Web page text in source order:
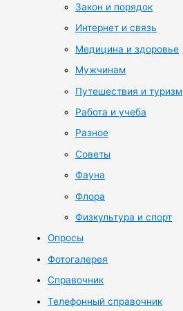
Закон и порядок
Интернет и связь
Медицина и здоровье
Мужчинам
Путешествия и туризм
Работа и учеба
Разное
Советы
Фауна
Флора
Физкультура и спорт
Опросы
Фотогалерея
Справочник
Телефонный справочник